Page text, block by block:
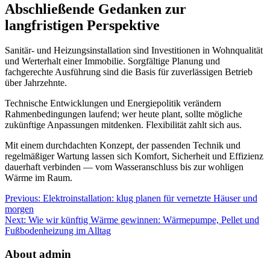
Abschließende Gedanken zur
langfristigen Perspektive
Sanitär- und Heizungsinstallation sind Investitionen in Wohnqualität
und Werterhalt einer Immobilie. Sorgfältige Planung und
fachgerechte Ausführung sind die Basis für zuverlässigen Betrieb
über Jahrzehnte.
Technische Entwicklungen und Energiepolitik verändern
Rahmenbedingungen laufend; wer heute plant, sollte mögliche
zukünftige Anpassungen mitdenken. Flexibilität zahlt sich aus.
Mit einem durchdachten Konzept, der passenden Technik und
regelmäßiger Wartung lassen sich Komfort, Sicherheit und Effizienz
dauerhaft verbinden — vom Wasseranschluss bis zur wohligen
Wärme im Raum.
Previous: Elektroinstallation: klug planen für vernetzte Häuser und
morgen
Next: Wie wir künftig Wärme gewinnen: Wärmepumpe, Pellet und
Fußbodenheizung im Alltag
About admin